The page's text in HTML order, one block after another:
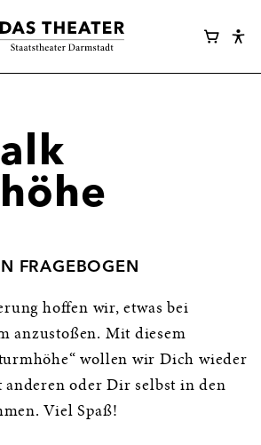
Webshop
FRAGEBOGEN
hoffen wir, etwas bei
anzustoßen. Mit diesem
wollen wir Dich wieder
anderen oder Dir selbst in den
Viel Spaß!